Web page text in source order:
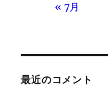
« 7月
最近のコメント